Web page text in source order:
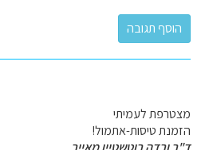
מצטרפת לעמיתי
הזמנת טיסות-אתמול!